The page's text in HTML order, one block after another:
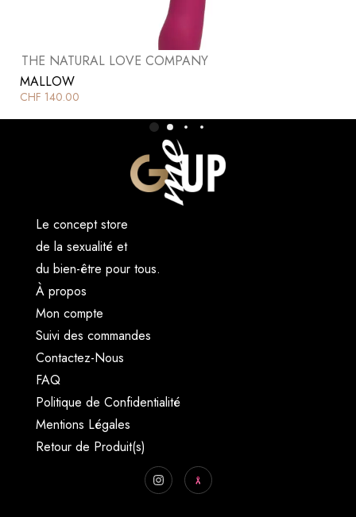
THE NATURAL LOVE COMPANY
MALLOW
CHF 140.00
Le concept store
de la sexualité et
du bien-être pour tous.
À propos
Mon compte
Suivi des commandes
Contactez-Nous
FAQ
Politique de Confidentialité
Mentions Légales
Retour de Produit(s)